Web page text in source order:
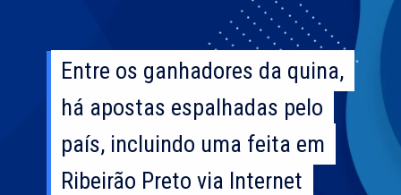
Entre os ganhadores da quina,
há apostas espalhadas pelo
país, incluindo uma feita em
Ribeirão Preto via Internet
Entre os ganhadores da quina,
há apostas espalhadas pelo
país, incluindo uma feita em
Ribeirão Preto via Internet